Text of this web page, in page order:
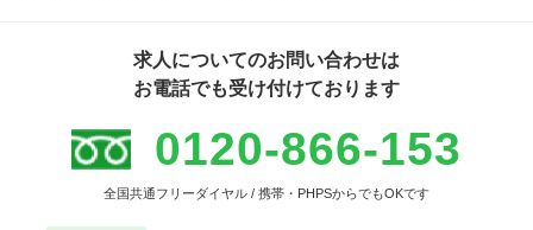
求人についてのお問い合わせは
お電話でも受け付けております
0120-866-153
全国共通フリーダイヤル / 携帯・PHPSからでもOKです